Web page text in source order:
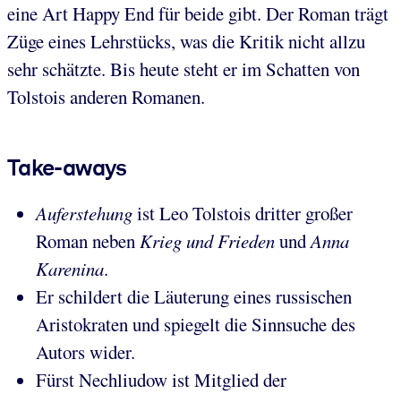
eine Art Happy End für beide gibt. Der Roman trägt
Züge eines Lehrstücks, was die Kritik nicht allzu
sehr schätzte. Bis heute steht er im Schatten von
Tolstois anderen Romanen.
Take-aways
Auferstehungist Leo Tolstois dritter großer
Roman nebenKrieg und FriedenundAnna
Karenina.
Er schildert die Läuterung eines russischen
Aristokraten und spiegelt die Sinnsuche des
Autors wider.
Fürst Nechliudow ist Mitglied der